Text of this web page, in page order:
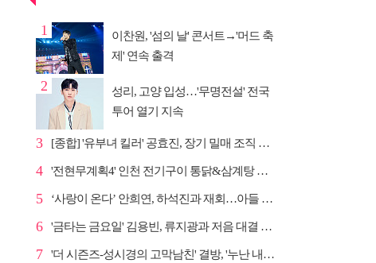
1
이찬원, '섬의 날' 콘서트→'머드 축
제' 연속 출격
2
성리, 고양 입성…'무명전설' 전국
투어 열기 지속
3 [종합] '유부녀 킬러' 공효진, 장기 밀매 조직 소탕…4...
4 '전현무계획4' 인천 전기구이 통닭&삼계탕 노포 맛집 탐방
5 ‘사랑이 온다’ 안희연, 하석진과 재회…아들 비밀 밝혀...
6 '금타는 금요일' 김용빈, 류지광과 저음 대결 승리
7 '더 시즌즈-성시경의 고막남친' 결방, '누난 내게 여자...